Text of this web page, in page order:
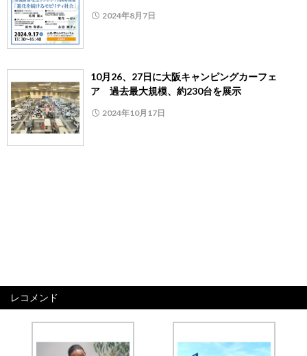
2024年8月7日
10月26、27日に大阪キャンピングカーフェ
ア 過去最大規模、約230台を展示
2024年10月17日
レコメンド